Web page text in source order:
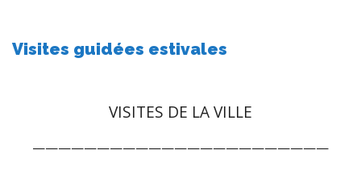
Visites guidées estivales
VISITES DE LA VILLE
———————————————————————